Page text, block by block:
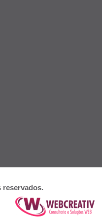
reservados.